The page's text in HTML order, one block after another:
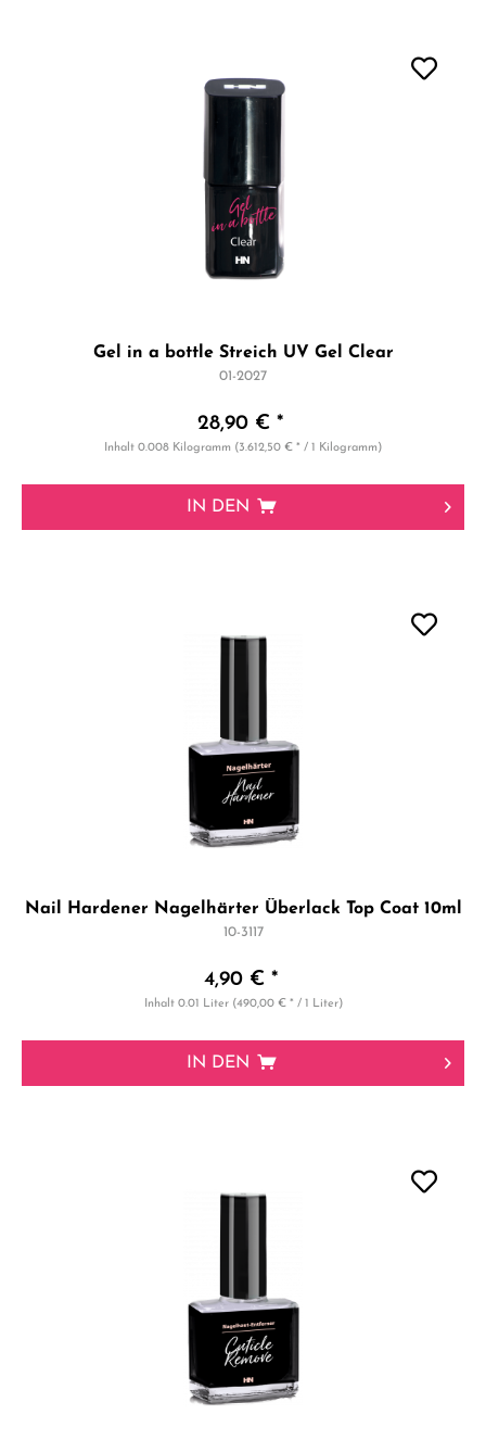
Gel in a bottle Streich UV Gel Clear
01-2027
28,90 € *
Inhalt0.008 Kilogramm (3.612,50 € * / 1 Kilogramm)
IN DEN
Nail Hardener Nagelhärter Überlack Top Coat 10ml
10-3117
4,90 € *
Inhalt 0.01 Liter (490,00 € * / 1 Liter)
IN DEN